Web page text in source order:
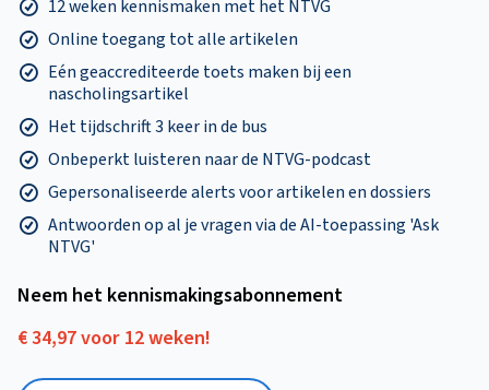
12 weken kennismaken met het NTVG
Online toegang tot alle artikelen
Eén geaccrediteerde toets maken bij een
nascholingsartikel
Het tijdschrift 3 keer in de bus
Onbeperkt luisteren naar de NTVG-podcast
Gepersonaliseerde alerts voor artikelen en dossiers
Antwoorden op al je vragen via de AI-toepassing 'Ask
NTVG'
Neem het kennismakings­abonnement
€ 34,97 voor 12 weken!